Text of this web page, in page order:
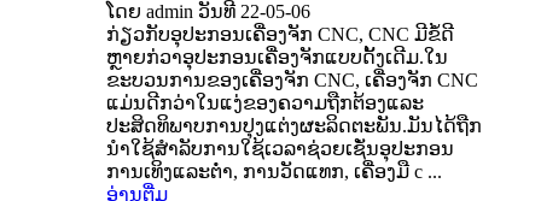
ໂດຍ admin ວັນທີ 22-05-06
ກ່ຽວກັບອຸປະກອນເຄື່ອງຈັກ CNC, CNC ມີຂໍ້ດີ
ຫຼາຍກ່ວາອຸປະກອນເຄື່ອງຈັກແບບດັ້ງເດີມ.ໃນ
ຂະບວນການຂອງເຄື່ອງຈັກ CNC, ເຄື່ອງຈັກ CNC
ແມ່ນດີກວ່າໃນແງ່ຂອງຄວາມຖືກຕ້ອງແລະ
ປະສິດທິພາບການປຸງແຕ່ງຜະລິດຕະພັນ.ມັນ​ໄດ້​ຖືກ​
ນໍາ​ໃຊ້​ສໍາ​ລັບ​ການ​ໃຊ້​ເວ​ລາ​ຊ່ວຍ​ເຊັ່ນ​ອຸ​ປະ​ກອນ​
ການ​ເທິງ​ແລະ​ຕ​່​ໍ​າ​, ການ​ວັດ​ແທກ​, ເຄື່ອງ​ມື c ...
ອ່ານ​ຕື່ມ